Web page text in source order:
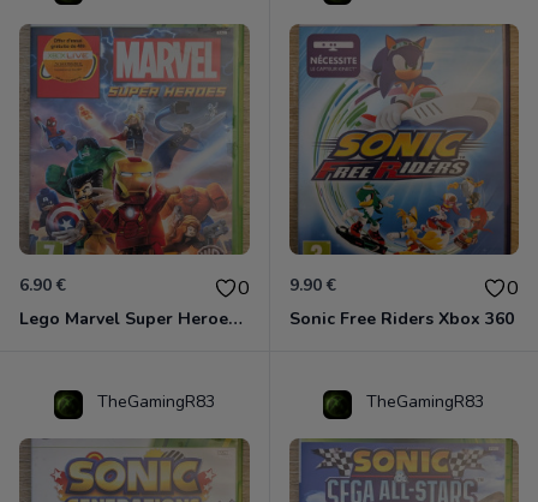
6.90 € 0
Lego Marvel Super Heroes Xbox 360
9.90 € 0
Sonic Free Riders Xbox 360
TheGamingR83 TheGamingR83